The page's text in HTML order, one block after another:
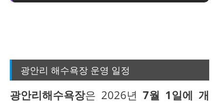
광안리 해수욕장 운영 일정
광안리해수욕장은 2026년 7월 1일에 개